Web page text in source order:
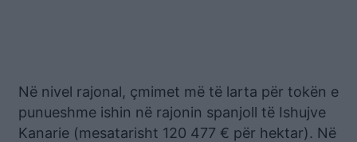
Në nivel rajonal, çmimet më të larta për tokën e
punueshme ishin në rajonin spanjoll të Ishujve
Kanarie (mesatarisht 120 477 € për hektar). Në